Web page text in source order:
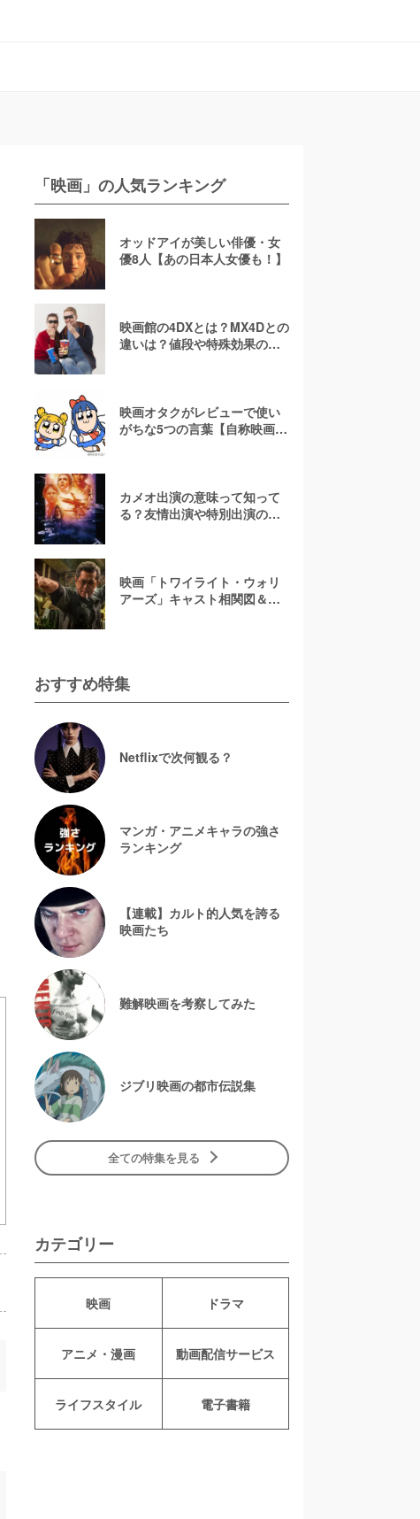
「映画」の人気ランキング
オッドアイが美しい俳優・女
優8人【あの日本人女優も！】
映画館の4DXとは？MX4Dとの
違いは？値段や特殊効果の注
映画オタクがレビューで使い
がちな5つの言葉【自称映画オ
カメオ出演の意味って知って
る？友情出演や特別出演の違
映画「トワイライト・ウォリ
アーズ」キャスト相関図＆登
おすすめ特集
Netflixで次何観る？
マンガ・アニメキャラの強さ
ランキング
【連載】カルト的人気を誇る
映画たち
難解映画を考察してみた
ジブリ映画の都市伝説集
全ての特集を見る
カテゴリー
映画 ドラマ
アニメ・漫画 動画配信サービス
ライフスタイル 電子書籍